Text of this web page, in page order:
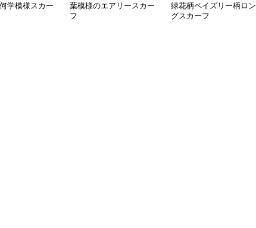
学模様スカー
葉模様のエアリースカー
フ
緑花柄ペイズリー柄ロン
グスカーフ